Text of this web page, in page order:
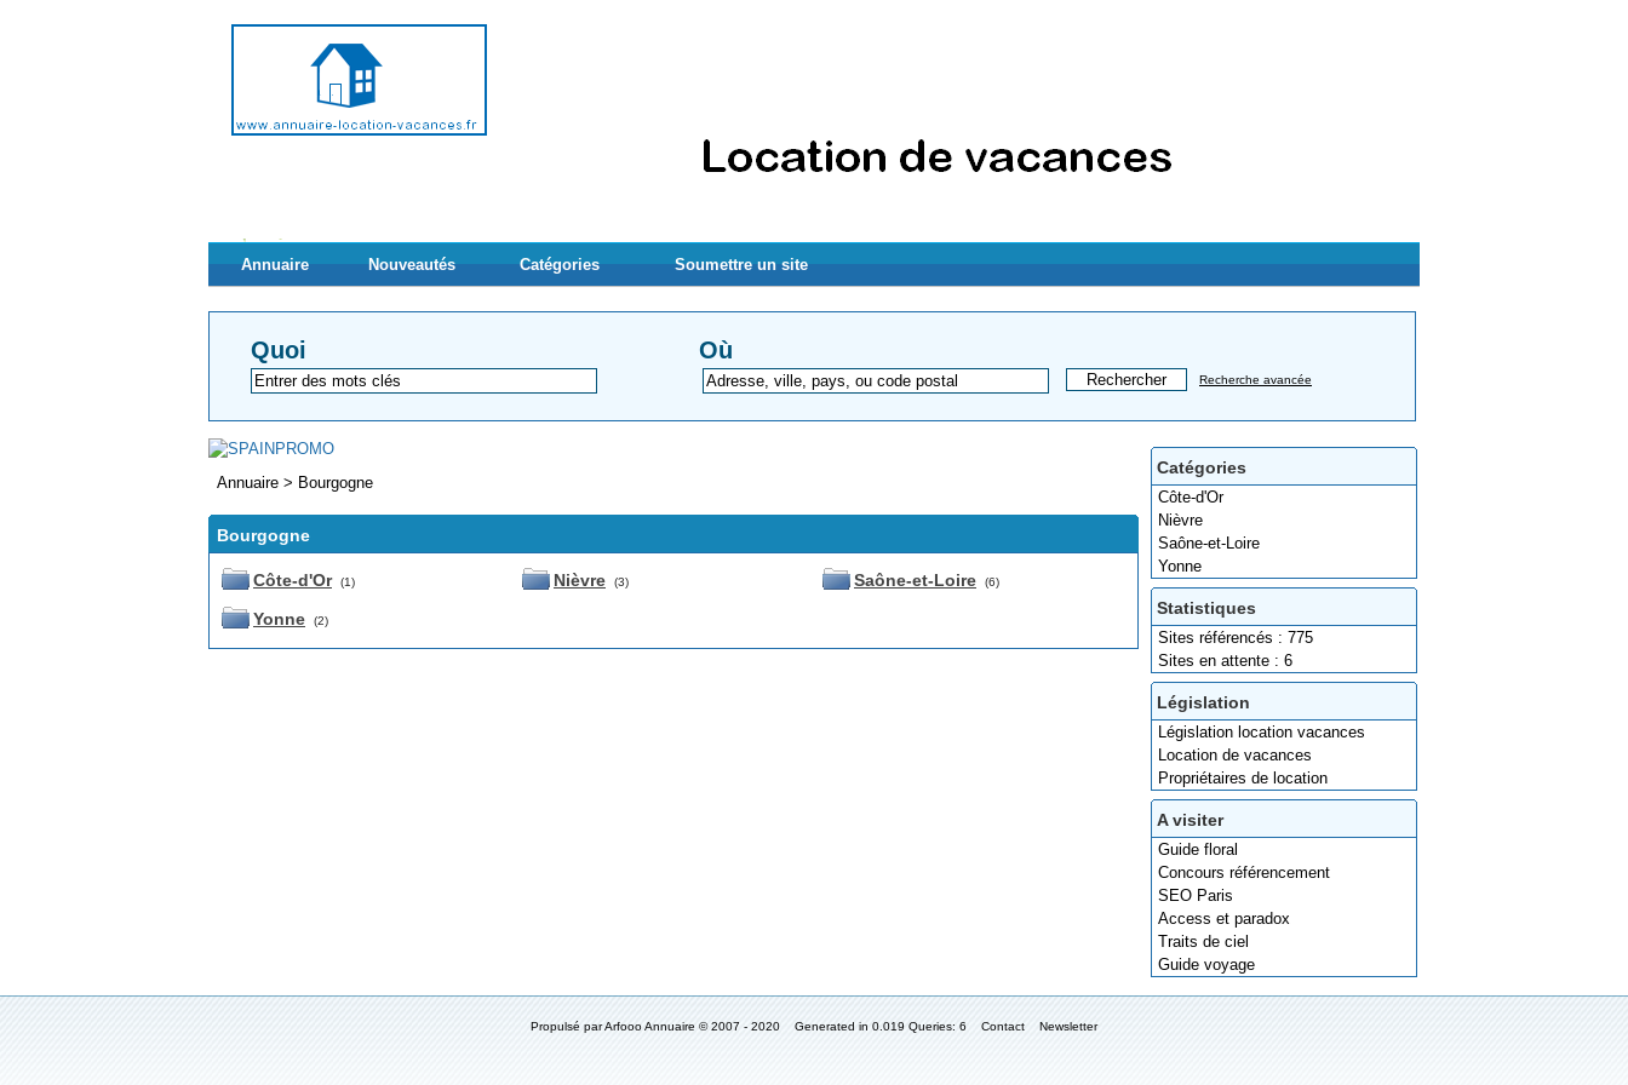
Annuaire Nouveautés Catégories Soumettre un site
Quoi Où
Recherche avancée
Catégories
Côte-d'Or
Nièvre
Saône-et-Loire
Yonne
Statistiques
Sites référencés : 775
Sites en attente : 6
Législation
Législation location vacances
Location de vacances
Propriétaires de location
A visiter
Guide floral
Concours référencement
SEO Paris
Access et paradox
Traits de ciel
Guide voyage
Annuaire > Bourgogne
Bourgogne
Côte-d'Or (1)
Yonne (2)
Nièvre (3) Saône-et-Loire (6)
Propulsé par Arfooo Annuaire © 2007 - 2020 Generated in 0.019 Queries: 6 Contact Newsletter